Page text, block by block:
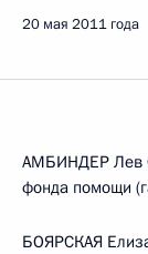
20 мая 2011 года
АМБИНДЕР Лев
фонда помощи
БОЯРСКАЯ